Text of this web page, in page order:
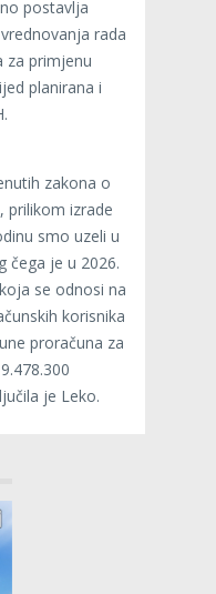
postavlja
rada
za primjenu
planirana i
zakona o
prilikom izrade
smo uzeli u
čega je u 2026.
se odnosi na
korisnika
proračuna za
je Leko.